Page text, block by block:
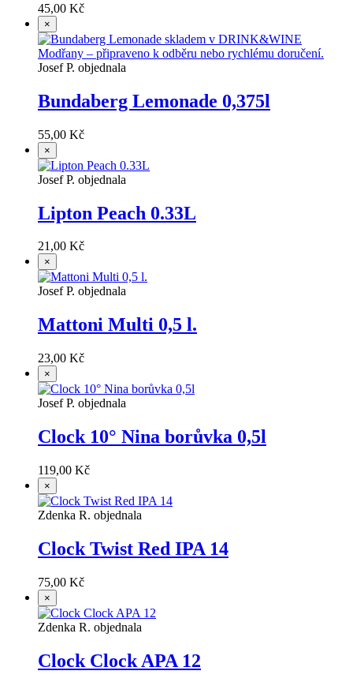
45,00 Kč
×
Josef P. objednala
Bundaberg Lemonade 0,375l
55,00 Kč
×
Josef P. objednala
Lipton Peach 0.33L
21,00 Kč
×
Josef P. objednala
Mattoni Multi 0,5 l.
23,00 Kč
×
Josef P. objednala
Clock 10° Nina borůvka 0,5l
119,00 Kč
×
Zdenka R. objednala
Clock Twist Red IPA 14
75,00 Kč
×
Zdenka R. objednala
Clock Clock APA 12